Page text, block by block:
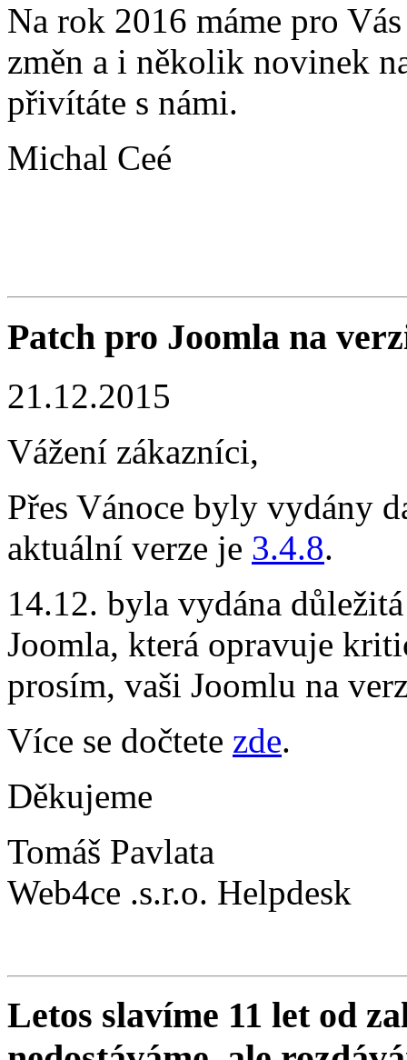
Na rok 2016 máme pro
změn a i několik novinek
přivítáte s námi.
Michal Ceé
Patch pro Joomla na
21.12.2015
Vážení zákazníci,
Přes Vánoce byly vydány
aktuální verze je 3.4.8.
14.12. byla vydána
Joomla, která opravuje
prosím, vaši Joomlu na
Více se dočtete zde.
Děkujeme
Tomáš Pavlata
Web4ce .s.r.o. Helpdesk
Letos slavíme 11 let od